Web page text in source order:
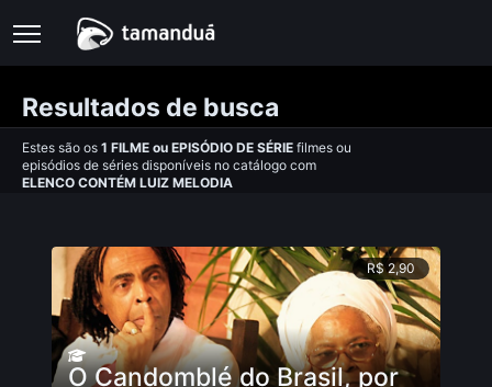
Resultados de busca
Estes são os 1 FILME ou EPISÓDIO DE SÉRIE filmes ou
episódios de séries disponíveis no catálogo com
ELENCO CONTÉM LUIZ MELODIA
R$ 2,90
O Candomblé do Brasil, por